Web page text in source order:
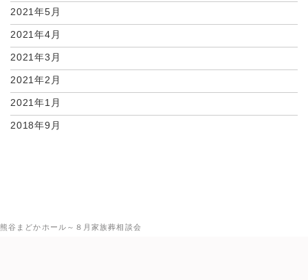
熊谷まどかホール～８月家族葬相談会
2021年5月
2021年4月
2021年3月
2021年2月
2021年1月
2018年9月